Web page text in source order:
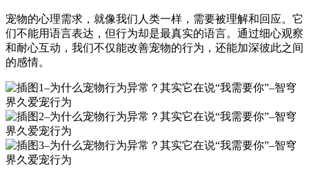
宠物的心理需求，就像我们人类一样，需要被理解和回应。它
们不能用语言表达，但行为却是最真实的语言。通过细心观察
和耐心互动，我们不仅能改善宠物的行为，还能加深彼此之间
的感情。